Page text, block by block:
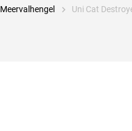
Meervalhengel Uni Cat